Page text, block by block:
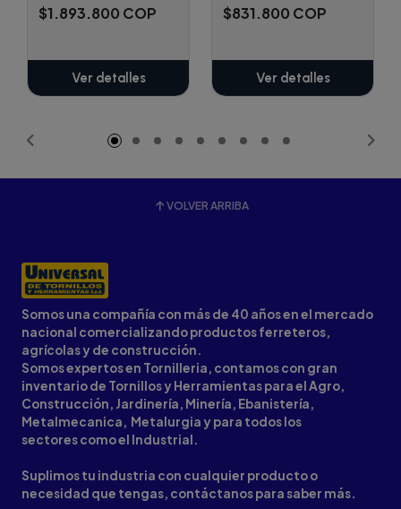
$1.893.800 COP
Ver detalles
$831.800 COP
Ver detalles
VOLVER ARRIBA
Somos una compañía con más de 40 años en el mercado
nacional comercializando productos ferreteros,
agrícolas y de construcción.
Somos expertos en Tornilleria, contamos con gran
inventario de Tornillos y Herramientas para el Agro,
Construcción, Jardinería, Minería, Ebanistería,
Metalmecanica, Metalurgia y para todos los
sectores como el Industrial.
Suplimos tu industria con cualquier producto o
necesidad que tengas, contáctanos para saber más.